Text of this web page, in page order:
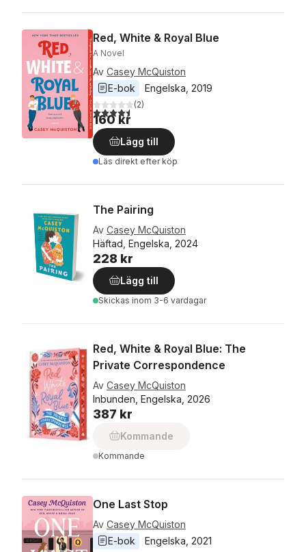
Red, White & Royal Blue
A Novel
Av Casey McQuiston
E-bok
Engelska 2019
4,5utav 5 stjärnor. Totalt antal röster:
(2)
160 kr
Lägg till
Läs direkt efter köp
The Pairing
Av Casey McQuiston
Häftad, Engelska, 2024
228 kr
Lägg till
Skickas inom 3-6 vardagar
Red, White & Royal Blue: The
Private Correspondence
Av Casey McQuiston
Inbunden, Engelska, 2026
387 kr
Kommande
Kommande
One Last Stop
Av Casey McQuiston
E-bok
Engelska 2021